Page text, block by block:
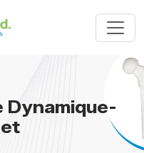
Dynamique-